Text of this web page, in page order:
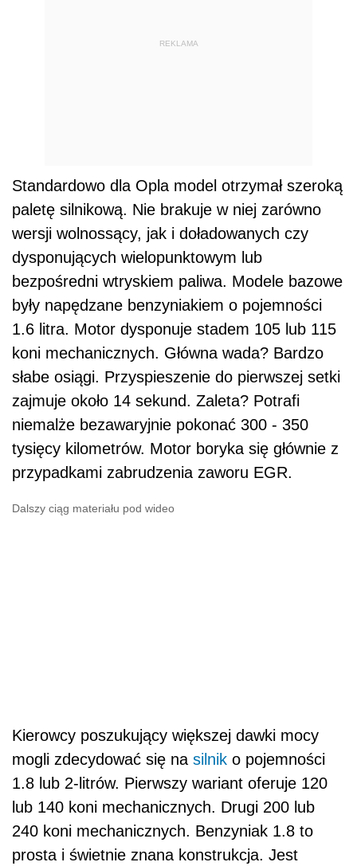
REKLAMA
Standardowo dla Opla model otrzymał szeroką
paletę silnikową. Nie brakuje w niej zarówno
wersji wolnossący, jak i doładowanych czy
dysponujących wielopunktowym lub
bezpośredni wtryskiem paliwa. Modele bazowe
były napędzane benzyniakiem o pojemności
1.6 litra. Motor dysponuje stadem 105 lub 115
koni mechanicznych. Główna wada? Bardzo
słabe osiągi. Przyspieszenie do pierwszej setki
zajmuje około 14 sekund. Zaleta? Potrafi
niemalże bezawaryjnie pokonać 300 - 350
tysięcy kilometrów. Motor boryka się głównie z
przypadkami zabrudzenia zaworu EGR.
Dalszy ciąg materiału pod wideo
Kierowcy poszukujący większej dawki mocy
mogli zdecydować się na silnik o pojemności
1.8 lub 2-litrów. Pierwszy wariant oferuje 120
lub 140 koni mechanicznych. Drugi 200 lub
240 koni mechanicznych. Benzyniak 1.8 to
prosta i świetnie znana konstrukcja. Jest